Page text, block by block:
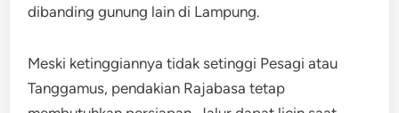
dibanding gunung lain di Lampung.
Meski ketinggiannya tidak setinggi Pesagi atau
Tanggamus, pendakian Rajabasa tetap